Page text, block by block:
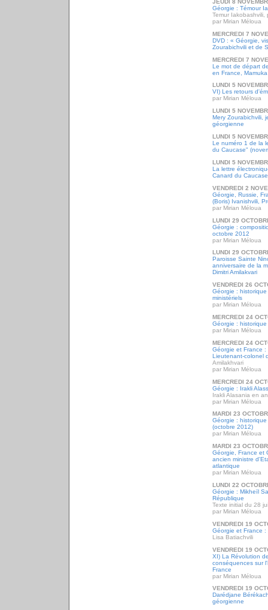
JEUDI 8
Géorgie : Témour
Temur Iakobashvili,
par Mirian Méloua
MERCREDI 7
DVD : « Géorgie,
Zourabichvili et de
MERCREDI 7
Le mot de départ
en France,
LUNDI 5
VI) Les retours
par Mirian Méloua
LUNDI 5
Mery Zourabichvili,
géorgienne
LUNDI 5
Le numéro 1 de la
du Caucase"
LUNDI 5
La lettre
Canard du
VENDREDI 2
Géorgie, Russie,
(Boris) Ivanishvili,
par Mirian Méloua
LUNDI 29
Géorgie :
octobre 2012
par Mirian Méloua
LUNDI 29
Paroisse Sainte
anniversaire de la
Dimitri Amilakvari
VENDREDI 26
Géorgie :
ministériels
par Mirian Méloua
MERCREDI 24
Géorgie :
par Mirian Méloua
MERCREDI 24
Géorgie et France :
Lieutenant-colonel
Amilakhvari
par Mirian Méloua
MERCREDI 24
Géorgie : Irakli
Irakli Alasania en
par Mirian Méloua
MARDI 23
Géorgie :
(octobre 2012)
par Mirian Méloua
MARDI 23
Géorgie, France et
ancien ministre
atlantique
par Mirian Méloua
LUNDI 22
Géorgie : Mikheïl
République
Texte initial du 28
par Mirian Méloua
VENDREDI 19
Géorgie et France :
Lisa Batiachvili
VENDREDI 19
XI) La Révolution
conséquences sur
France
par Mirian Méloua
VENDREDI 19
Darédjane
géorgienne